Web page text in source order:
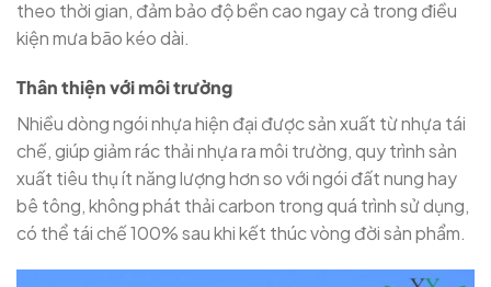
theo thời gian, đảm bảo độ bền cao ngay cả trong điều
kiện mưa bão kéo dài.
Thân thiện với môi trường
Nhiều dòng ngói nhựa hiện đại được sản xuất từ nhựa tái
chế, giúp giảm rác thải nhựa ra môi trường, quy trình sản
xuất tiêu thụ ít năng lượng hơn so với ngói đất nung hay
bê tông, không phát thải carbon trong quá trình sử dụng,
có thể tái chế 100% sau khi kết thúc vòng đời sản phẩm.